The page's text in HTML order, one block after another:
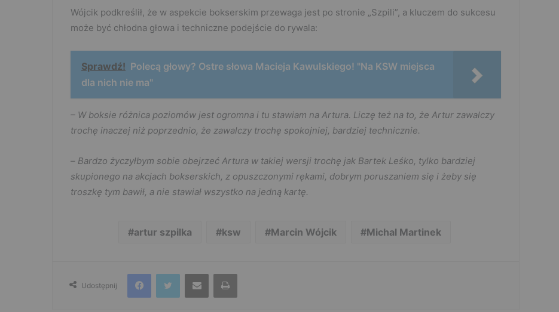
Wójcik podkreślił, że w aspekcie bokserskim przewaga jest po stronie „Szpili”, a kluczem do sukcesu
może być chłodna głowa i techniczne podejście do rywala:
Sprawdź! Polecą głowy? Ostre słowa Macieja Kawulskiego! "Na KSW miejsca
dla nich nie ma"
– W boksie różnica poziomów jest ogromna i tu stawiam na Artura. Liczę też na to, że Artur zawalczy
trochę inaczej niż poprzednio, że zawalczy trochę spokojniej, bardziej technicznie.
– Bardzo życzyłbym sobie obejrzeć Artura w takiej wersji trochę jak Bartek Leśko, tylko bardziej
skupionego na akcjach bokserskich, z opuszczonymi rękami, dobrym poruszaniem się i żeby się
troszkę tym bawił, a nie stawiał wszystko na jedną kartę.
artur szpilka ksw Marcin Wójcik Michal Martinek
Udostępnij
FacebookTwitter Udostępnij przez e-mail Drukuj